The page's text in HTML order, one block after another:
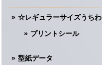
☆レギュラーサイズうち
プリントシール
型紙データ